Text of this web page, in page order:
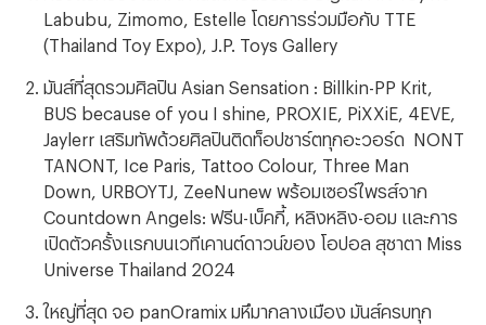
Labubu, Zimomo, Estelle โดยการร่วมมือกับ TTE
(Thailand Toy Expo), J.P. Toys Gallery
มันส์ที่สุดรวมศิลปิน Asian Sensation : Billkin-PP Krit,
BUS because of you I shine, PROXIE, PiXXiE, 4EVE,
Jaylerr เสริมทัพด้วยศิลปินติดท็อปชาร์ตทุกอะวอร์ด NONT
TANONT, Ice Paris, Tattoo Colour, Three Man
Down, URBOYTJ, ZeeNunew พร้อมเซอร์ไพรส์จาก
Countdown Angels: ฟรีน-เบ็คกี้, หลิงหลิง-ออม และการ
เปิดตัวครั้งแรกบนเวทีเคานต์ดาวน์ของ โอปอล สุชาตา Miss
Universe Thailand 2024
ใหญ่ที่สุด จอ panOramix มหึมากลางเมือง มันส์ครบทุก